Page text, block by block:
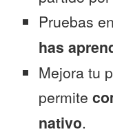
Pruebas
has
Mejora tu
permite
nativo.